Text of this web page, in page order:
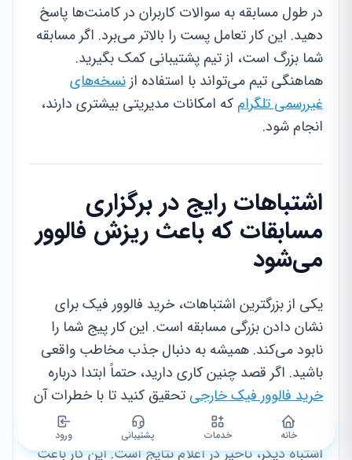
در طول مسابقه به سوالات کاربران در کامنت‌ها پاسخ
دهید. این کار تعامل پست را بالاتر می‌برد. اگر مسابقه
شما بزرگ است، از تیم پشتیبانی کمک بگیرید.
هماهنگی تیم می‌تواند با استفاده از نسخه‌های
غیررسمی تلگرام که امکانات مدیریتی بیشتری دارند،
انجام شود.
اشتباهات رایج در برگزاری
مسابقات که باعث ریزش فالوور
می‌شود
یکی از بزرگترین اشتباهات، خرید فالوور فیک برای
نشان دادن بزرگی مسابقه است. این کار پیج شما را
نابود می‌کند. همیشه به دنبال جذب مخاطب واقعی
باشید. اگر قصد چنین کاری دارید، حتماً ابتدا درباره
خرید فالوور فیک خارجی تحقیق کنید تا با خطرات آن
آشنا شوید.
اشتباه دیگر، تاخیر در اعلام نتایج است. این کار باعث
خانه خدمات پشتیبانی ورود